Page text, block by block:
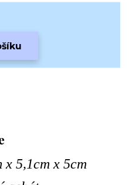
x 5,1cm x 5cm